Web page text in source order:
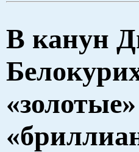
В канун